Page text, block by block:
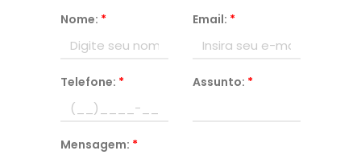
Nome: * Email: *
Telefone: * Assunto: *
Mensagem: *